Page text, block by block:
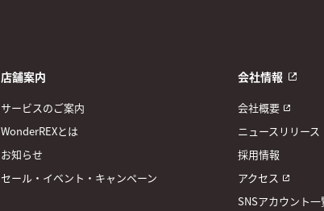
店舗案内
サービスのご案内
WonderREXとは
お知らせ
セール・イベント・キャンペーン
会社情報
会社概要
ニュースリリース
採用情報
アクセス
SNSアカウント一